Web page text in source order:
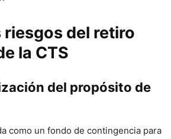
del retiro
la CTS
del propósito de
como un fondo de contingencia para